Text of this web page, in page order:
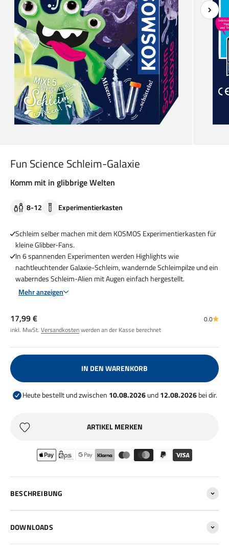
Fun Science Schleim-Galaxie
Komm mit in glibbrige Welten
8-12 Experimentierkasten
Schleim selber machen mit dem KOSMOS Experimentierkasten für
kleine Glibber-Fans.
In 6 spannenden Experimenten werden Highlights wie
nachtleuchtender Galaxie-Schleim, wandernde Schleimpilze und ein
waberndes Schleim-Alien mit Augen einfach hergestellt.
Mehr anzeigen
Angebot
17,99 €
inkl. MwSt. Versandkostenwerden an der Kasse berechnet
0.0
IN DEN WARENKORB
Heute bestellt und zwischen 10.08.2026und12.08.2026bei dir.
ARTIKEL MERKEN
BESCHREIBUNG
DOWNLOADS